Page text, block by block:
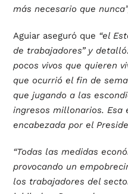
más necesario que
Aguiar aseguró que “el
de trabajadores” y
pocos vivos que quieren
que ocurrió el fin de
que jugando a las
ingresos millonarios. Esa
encabezada por el
“Todas las medidas
provocando un
los trabajadores del